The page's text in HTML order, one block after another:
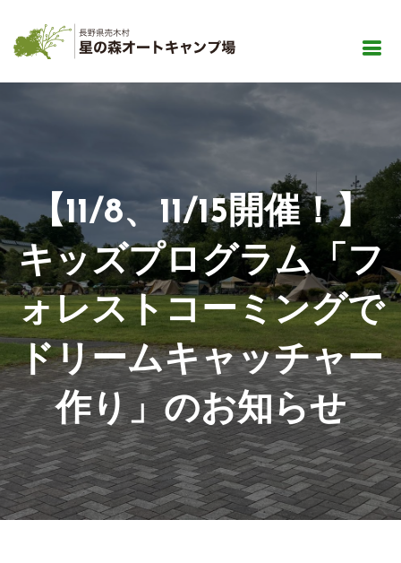
【11/8、11/15開催！】
キッズプログラム「フ
ォレストコーミングで
ドリームキャッチャー
作り」のお知らせ